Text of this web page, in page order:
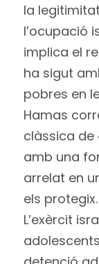
la
l’ocupació
implica el
ha sigut
pobres en
Hamas
clàssica de
amb una
arrelat en
els protegix.
L’exèrcit